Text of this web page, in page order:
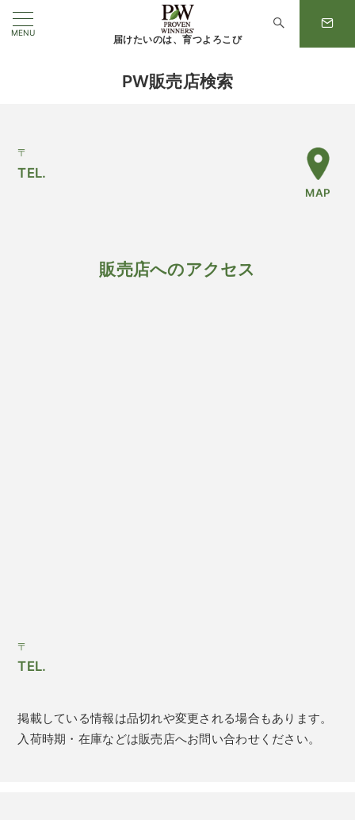
MENU
届けたいのは、育つよろこび
PW販売店検索
〒
TEL.
MAP
販売店へのアクセス
〒
TEL.
掲載している情報は品切れや変更される場合もあります。
入荷時期・在庫などは販売店へお問い合わせください。